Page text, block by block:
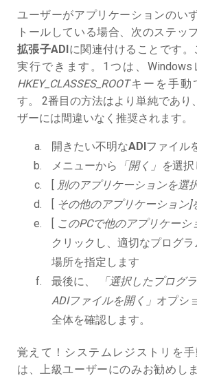
ユーザーがアプリケーションのい
トールしている場合、次のステッ
拡張子ADI に関連付けることです
実行できます。1つは、Windows
HKEY_CLASSES_ROOTキーを手動
す。 2番目の方法はより単純であり
ザーには間違いなく推奨されます。
開きたい不明なADI ファイル
メニューから
「開く」を選択
別のアプリケーションを選
その他のアプリケーション]
このPCで他のアプリケーシ
クリックし、適切なプログ
場所を指定します
最後に、
「選択したプログ
ADIファイルを開く」 オプシ
全体を確認します。
覚えて！システムレジストリを
は、上級ユーザーにのみお勧めし